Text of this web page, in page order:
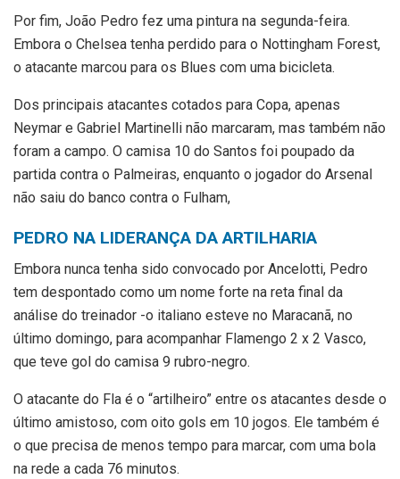
Por fim, João Pedro fez uma pintura na segunda-feira.
Embora o Chelsea tenha perdido para o Nottingham Forest,
o atacante marcou para os Blues com uma bicicleta.
Dos principais atacantes cotados para Copa, apenas
Neymar e Gabriel Martinelli não marcaram, mas também não
foram a campo. O camisa 10 do Santos foi poupado da
partida contra o Palmeiras, enquanto o jogador do Arsenal
não saiu do banco contra o Fulham,
PEDRO NA LIDERANÇA DA ARTILHARIA
Embora nunca tenha sido convocado por Ancelotti, Pedro
tem despontado como um nome forte na reta final da
análise do treinador -o italiano esteve no Maracanã, no
último domingo, para acompanhar Flamengo 2 x 2 Vasco,
que teve gol do camisa 9 rubro-negro.
O atacante do Fla é o “artilheiro” entre os atacantes desde o
último amistoso, com oito gols em 10 jogos. Ele também é
o que precisa de menos tempo para marcar, com uma bola
na rede a cada 76 minutos.